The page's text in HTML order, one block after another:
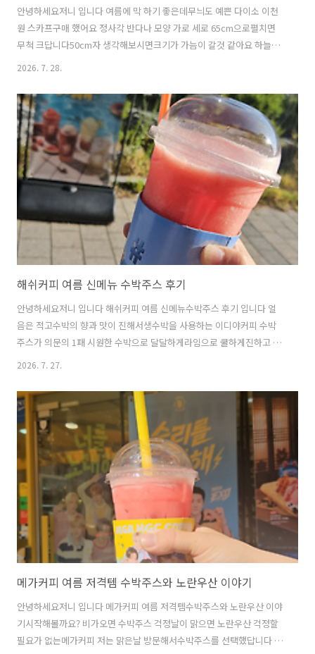
안녕하세요저니 입니다 여름에 막 하기 좋은데무늬도 예쁜 다이소 이천
원 스카프구매 했어요 정사각 반다나 모양 가로 세로 65cm으로펼치면
무척 크답니다50cm자 생각해보시면크기가 가늠이 갈것 같아요 하늘색
도 있지만저는 흰색을 선택 했어요 여름 휴가필수품 손수건 물 묻혀서 목
용도가 좋은데여기저기 두다가은근 잘 잃어버리기도 하거든요올여름은
다이소 정사각 반다나 스카프로 걱정 뚝! 거즈 소재의 재질에유치해보이
지 않는 무늬이웃님들도 여행가기 전준비해보세요 요즘은 매일이 더워
서 필요할것 같네요 장마철에도 유용합니다 여름에 막 하기 좋은데무늬
도 예쁜 다이소 스카프정사간 반다나 손수건저니가 소개하는매진 임박
템
2026. 7. 28.
해쉬커피 여름 신메뉴 수박주스 후기
안녕하세요저니 입니다 해쉬커피 여름 신메뉴수박주스 후기 입니다 얼
음은 적고수박의 향과 맛이 진해서생수박을 사용하는 이디야커피 수박
주스가 의문의 1패 시원한 수박으로 달달하게라임으로 쿨하게진하고 고
소한 커피 잘 만드는 카페 다른 음료도 다 맛있는것 같아요 팥빙수도 해
한 해쉬커피 수박주스 여름 특권!수박주스또 먹으러 가야겠어요 해쉬커
피 울산호계점울산 북구 호계매곡1로 31
2026. 7. 27.
메가커피 여름 저격템 수박주스와 노란우산 이야기
안녕하세요저니 입니다 메가커피 여름 저격템수박주스와 노란우산 이야
기시작해볼까요? 비가오면 수박주스 걱정날이 맑으면 노란우산 걱정할
필요가 없는메가커피 저는 맑은날 방문해서수박주스를 선택했답니다 메